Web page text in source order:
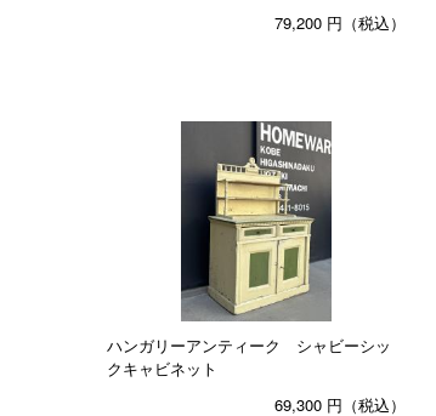
79,200 円（税込）
ハンガリーアンティーク シャビーシッ
クキャビネット
69,300 円（税込）